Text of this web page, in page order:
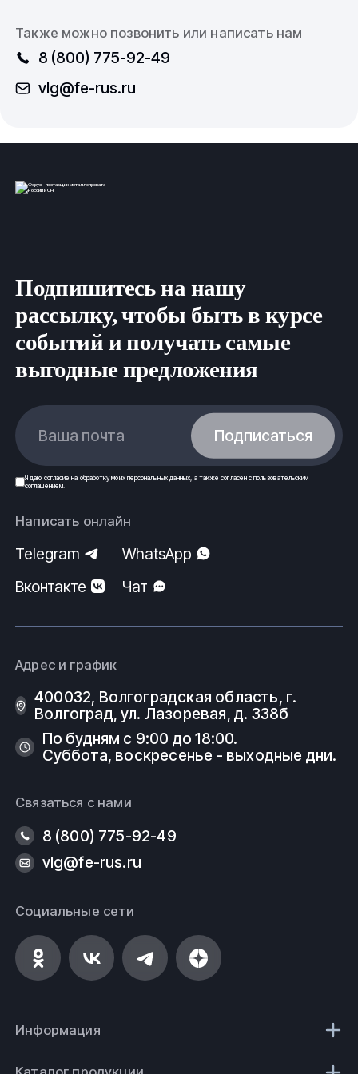
Также можно позвонить или написать нам
8 (800) 775-92-49
vlg@fe-rus.ru
Подпишитесь на нашу
рассылку, чтобы быть в курсе
событий и получать самые
выгодные предложения
Ваша почта Подписаться
Я даю согласие на обработку моих персональных данных , а также согласен спользовательским
соглашением.
Написать онлайн
Telegram
WhatsApp
Вконтакте
Чат
Адрес и график
400032, Волгоградская область, г.
Волгоград, ул. Лазоревая, д. 338б
По будням с 9:00 до 18:00.
Суббота, воскресенье - выходные дни.
Связаться с нами
8 (800) 775-92-49
vlg@fe-rus.ru
Социальные сети
Информация